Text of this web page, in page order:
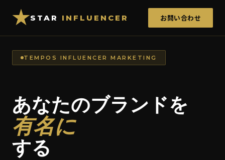
STAR INFLUENCER お問い合わせ
TEMPOS INFLUENCER MARKETING
あなたのブランドを
有名に
する